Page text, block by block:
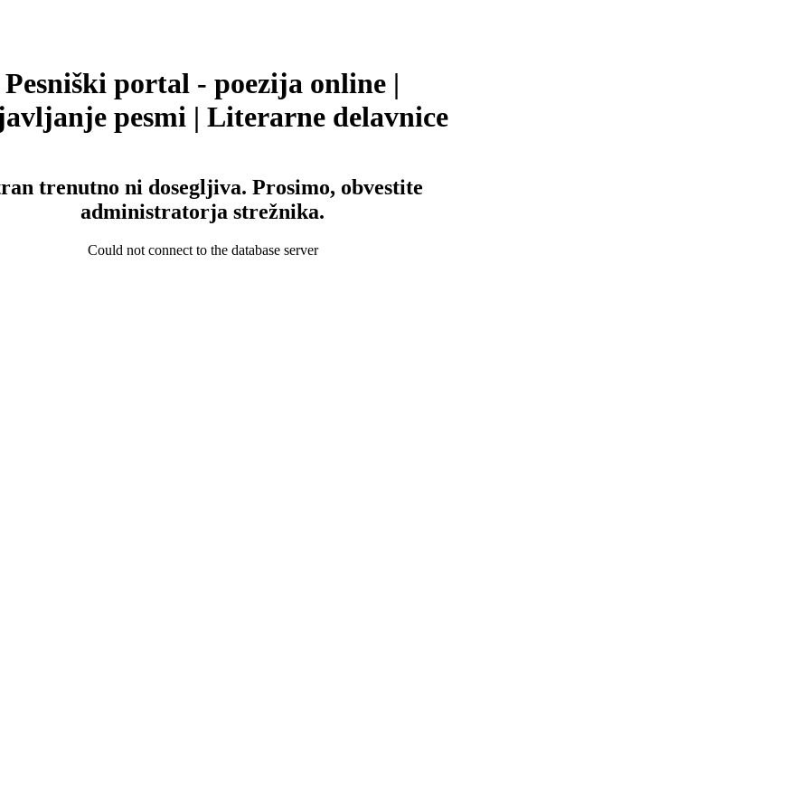
Pesniški portal - poezija online |
pesmi | Literarne delavnice
trenutno ni dosegljiva. Prosimo, obvestite
administratorja strežnika.
Could not connect to the database server